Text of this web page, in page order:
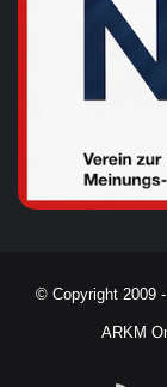
© Copyright 2009
ARKM